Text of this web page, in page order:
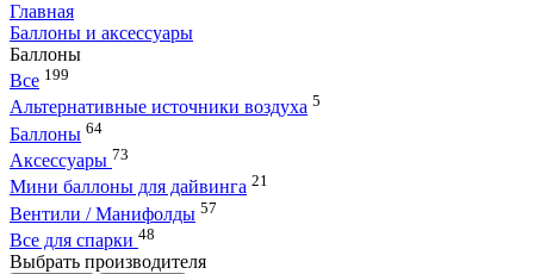
Главная
Баллоны и аксессуары
Баллоны
Все 199
Альтернативные источники воздуха 5
Баллоны 64
Аксессуары 73
Мини баллоны для дайвинга 21
Вентили / Манифолды 57
Все для спарки 48
Выбрать производителя